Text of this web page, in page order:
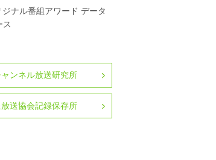
ジナル番組アワード データ
ス
ンネル放送研究所
送協会記録保存所